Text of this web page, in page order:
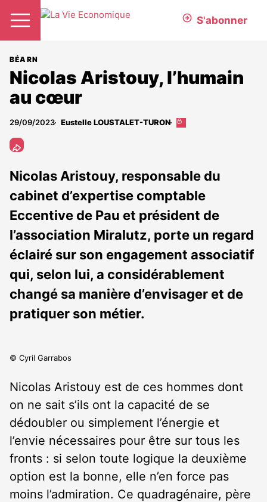
S'abonner
BÉARN
Nicolas Aristouy, l’humain
au cœur
29/09/2023 Eustelle LOUSTALET-TURON
Cet
abonnés
Nicolas Aristouy, responsable du
cabinet d’expertise comptable
Eccentive de Pau et président de
l’association Miralutz, porte un regard
éclairé sur son engagement associatif
qui, selon lui, a considérablement
changé sa manière d’envisager et de
pratiquer son métier.
© Cyril Garrabos
Nicolas Aristouy est de ces hommes dont
on ne sait s’ils ont la capacité de se
dédoubler ou simplement l’énergie et
l’envie nécessaires pour être sur tous les
fronts : si selon toute logique la deuxième
option est la bonne, elle n’en force pas
moins l’admiration. Ce quadragénaire, père